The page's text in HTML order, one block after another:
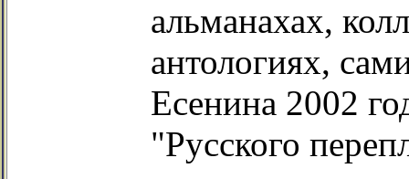
альманахах,
антологиях,
Есенина 2002
"Русского